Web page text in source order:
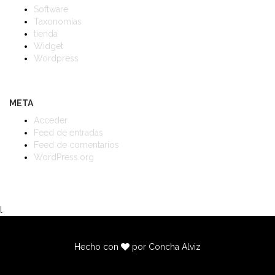
Software
Taxonomías
tienda
Widget
Wordpress
META
Acceder
Feed de entradas
Feed de comentarios
WordPress.org
l
Hecho con por Concha Alviz